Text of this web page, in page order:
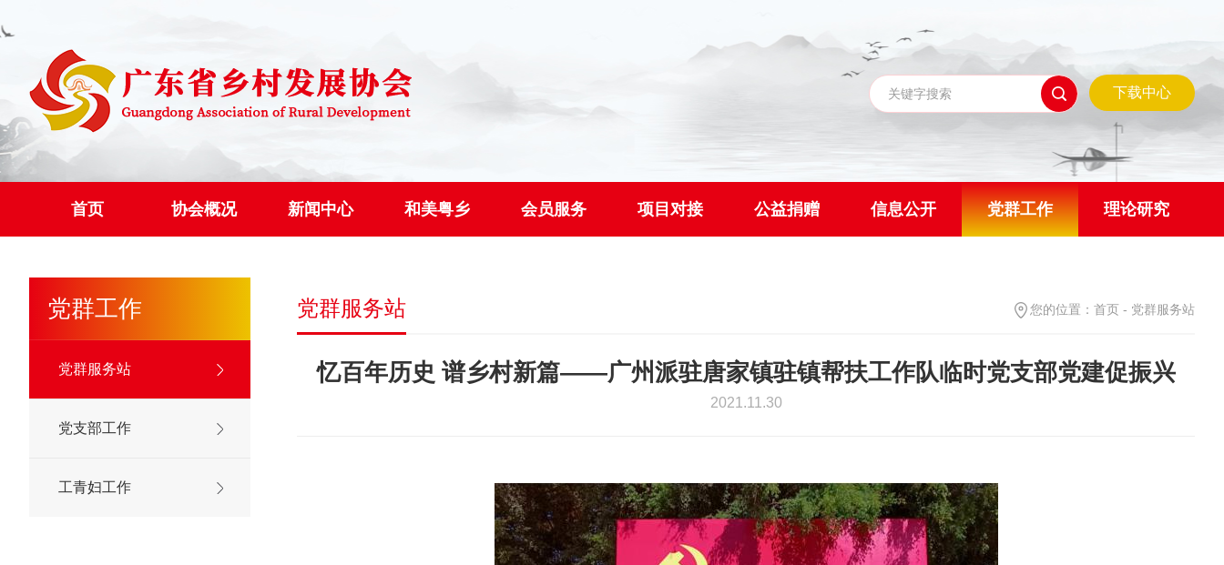
下载中心
首页 协会概况 新闻中心 和美粤乡 会员服务 项目对接 公益捐赠 信息公开 党群工作 理论研究
党群工作
党群服务站
党支部工作
工青妇工作
党群服务站 您的位置： 首页 - 党群服务站
忆百年历史 谱乡村新篇——广州派驻唐家镇驻镇帮扶工作队临时党支部党建促振兴
2021.11.30